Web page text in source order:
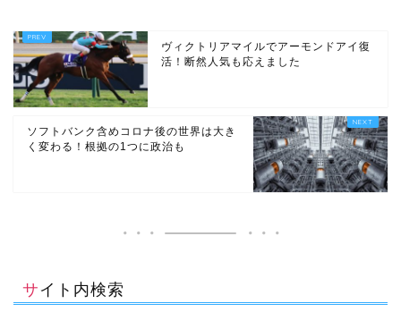
ヴィクトリアマイルでアーモンドアイ復
活！断然人気も応えました
ソフトバンク含めコロナ後の世界は大き
く変わる！根拠の1つに政治も
サイト内検索